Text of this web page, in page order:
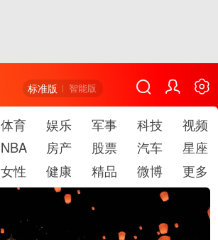
标准版 智能版
体育 娱乐 军事 科技
视频
NBA 房产 股票 汽车
星座
女性 健康 精品 微博 更多